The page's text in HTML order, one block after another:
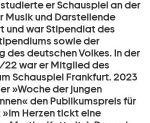
er Schauspiel an der
Musik und Darstellende
und war Stipendiat des
sowie der
des deutschen Volkes. In der
22 war er Mitglied des
Schauspiel Frankfurt. 2023
»Woche der jungen
den Publikumspreis für
Herzen tickt eine